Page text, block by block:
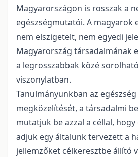
Magyarországon is rosszak a
egészségmutatói. A magyarok
nem elszigetelt, nem egyedi
Magyarország társadalmának
a legrosszabbak közé
viszonylatban.
Tanulmányunkban az
megközelítését, a társadalmi
mutatjuk be azzal a céllal,
adjuk egy általunk tervezett a
jellemzőket célkeresztbe állító